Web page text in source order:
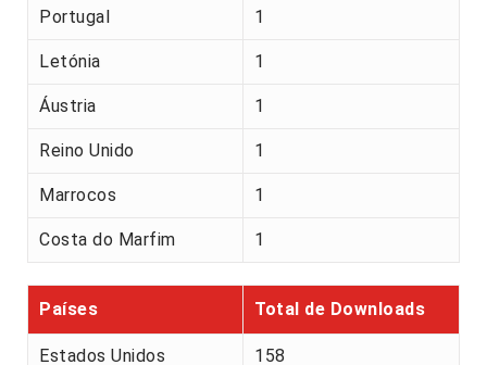
Portugal 1
Letónia 1
Áustria 1
Reino Unido 1
Marrocos 1
Costa do Marfim 1
Países Total de Downloads
Estados Unidos 158